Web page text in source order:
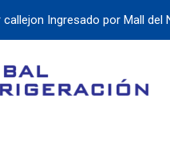
callejon Ingresado por Mall del